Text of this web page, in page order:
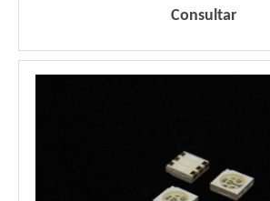
Consultar